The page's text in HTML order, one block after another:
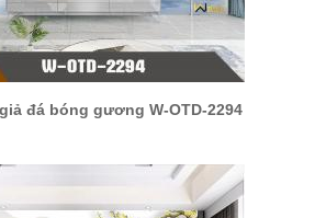
đá bóng gương W-OTD-2294